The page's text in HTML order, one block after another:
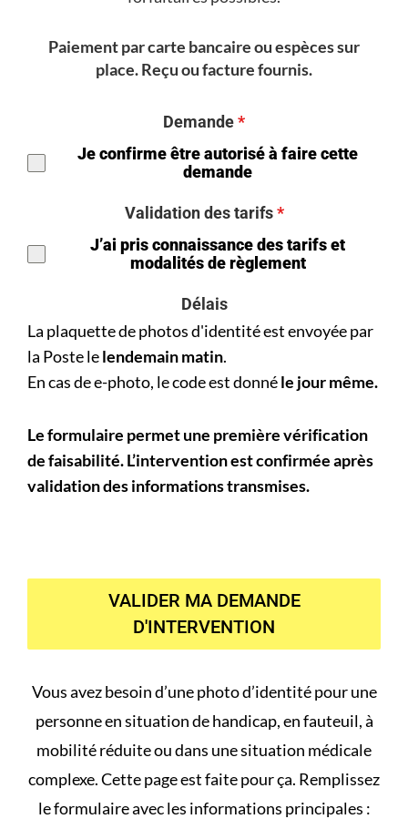
Paiement par carte bancaire ou espèces sur
place. Reçu ou facture fournis.
Demande*
Je confirme être autorisé à faire cette
demande
Validation des tarifs*
J’ai pris connaissance des tarifs et
modalités de règlement
Délais
La plaquette de photos d'identité est envoyée par
la Poste lelendemain matin.
En cas de e-photo, le code est donnéle jour même.
Le formulaire permet une première vérification
de faisabilité. L’intervention est confirmée après
validation des informations transmises.
VALIDER MA DEMANDE
D'INTERVENTION
Vous avez besoin d’une photo d’identité pour une
personne en situation de handicap, en fauteuil, à
mobilité réduite ou dans une situation médicale
complexe. Cette page est faite pour ça. Remplissez
le formulaire avec les informations principales :